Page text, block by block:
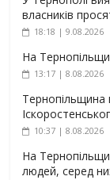
власників
18:18 | 9.08.2026
На
13:17 | 8.08.2026
Тернопільщина
10:37 | 8.08.2026
На
людей, серед